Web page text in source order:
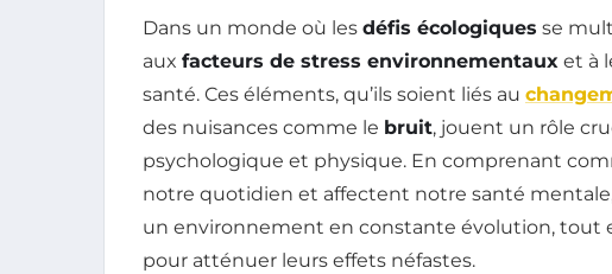
Dans un monde où les défis écologiques se
aux facteurs de stress environnementaux et à
santé. Ces éléments, qu’ils soient liés au
des nuisances comme le bruit, jouent un rôle
psychologique et physique. En comprenant
notre quotidien et affectent notre santé
un environnement en constante évolution, tout
pour atténuer leurs effets néfastes.